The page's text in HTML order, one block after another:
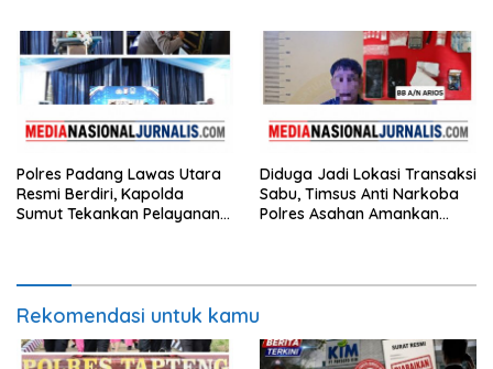
Polres Padang Lawas Utara
Resmi Berdiri, Kapolda
Sumut Tekankan Pelayanan
Diduga Jadi Lokasi Transaksi
Sabu, Timsus Anti Narkoba
Polres Asahan Amankan
Rekomendasi untuk kamu